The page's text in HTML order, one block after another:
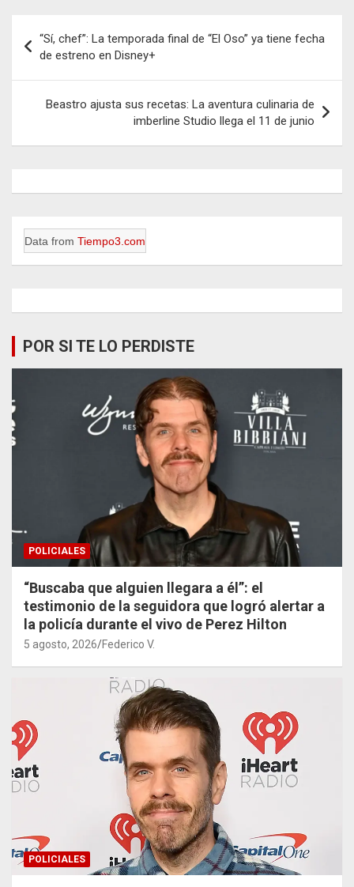
de
entradas
“Sí, chef”: La temporada final de “El Oso” ya tiene fecha
de estreno en Disney+
Beastro ajusta sus recetas: La aventura culinaria de
imberline Studio llega el 11 de junio
Data from Tiempo3.com
POR SI TE LO PERDISTE
POLICIALES
“Buscaba que alguien llegara a él”: el
testimonio de la seguidora que logró alertar a
la policía durante el vivo de Perez Hilton
5 agosto, 2026 Federico V.
POLICIALES